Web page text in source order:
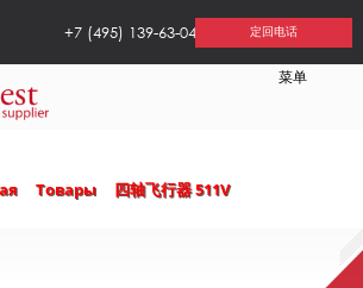
菜单
定回电话
+7 (495) 139-63-04
Товары 四轴飞行器 511V